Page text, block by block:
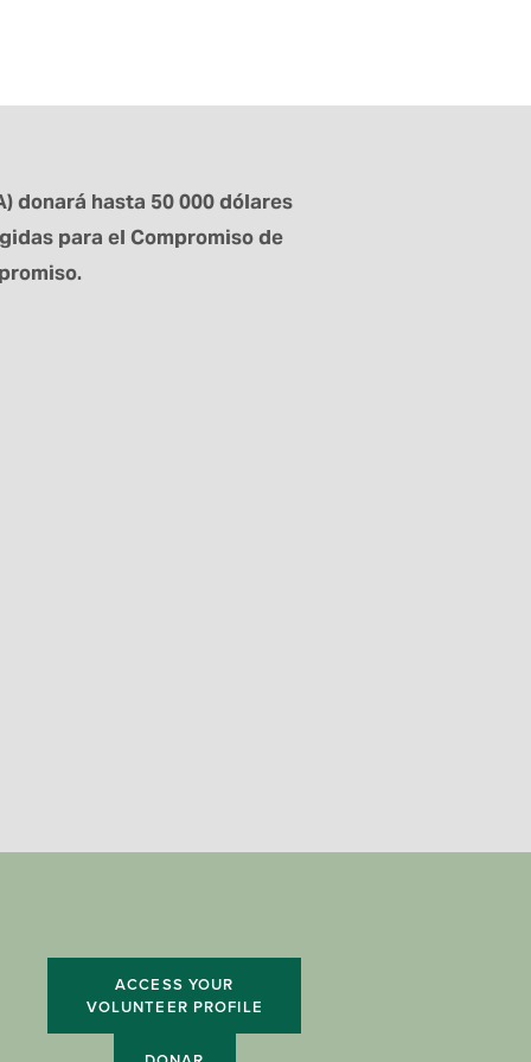
donará hasta 50 000 dólares
para el Compromiso de
ACCESS YOUR
VOLUNTEER PROFILE